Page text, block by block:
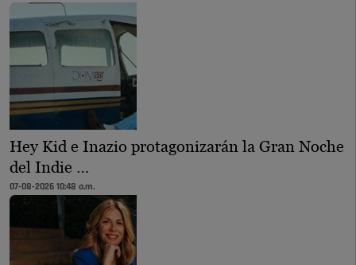
Hey Kid e Inazio protagonizarán la Gran Noche
del Indie …
07-08-2026 10:48 a.m.